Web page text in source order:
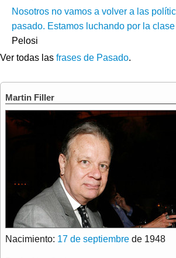
Nosotros no vamos a volver a las
pasado. Estamos luchando por la clase
Pelosi
Ver todas las frases de Pasado.
Martin Filler
Nacimiento: 17 de septiembre de 1948